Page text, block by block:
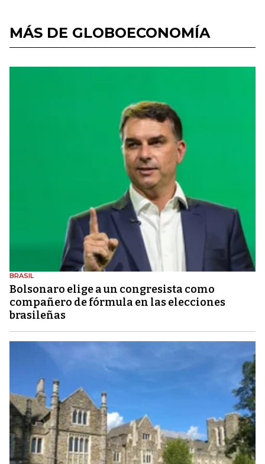
MÁS DE GLOBOECONOMÍA
BRASIL
Bolsonaro elige a un congresista como
compañero de fórmula en las elecciones
brasileñas